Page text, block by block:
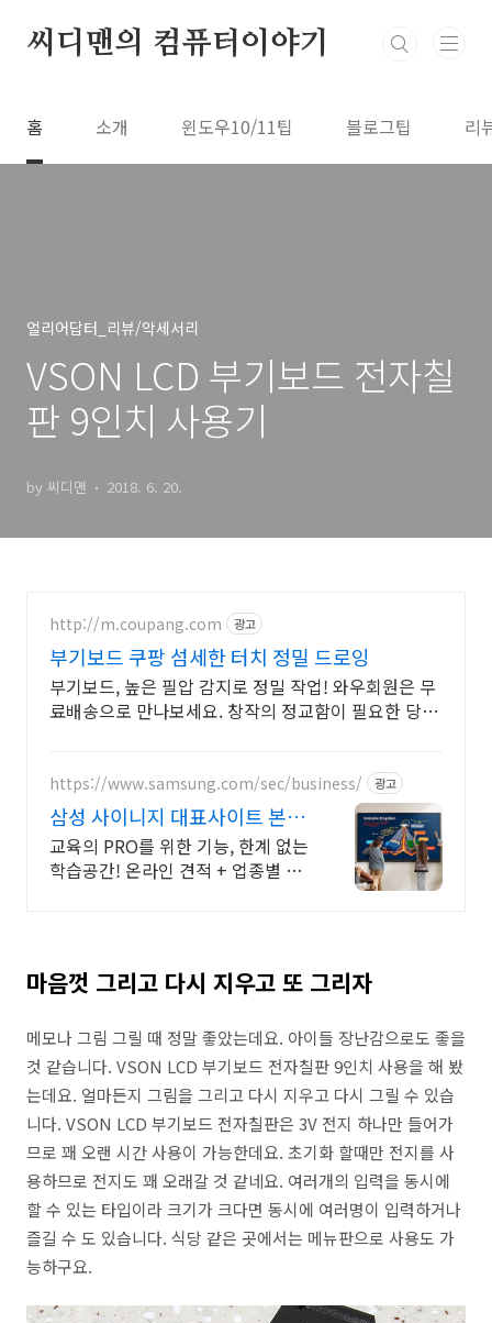
씨디맨의 컴퓨터이야기
홈 소개 윈도우10/11팁 블로그팁 리
얼리어답터_리뷰/악세서리
VSON LCD 부기보드 전자칠
판 9인치 사용기
by 씨디맨 2018. 6. 20.
http://m.coupang.com 광고
부기보드 쿠팡 섬세한 터치 정밀 드로잉
부기보드, 높은 필압 감지로 정밀 작업! 와우회원은 무
료배송으로 만나보세요. 창작의 정교함이 필요한 당신,
https://www.samsung.com/sec/business/ 광고
삼성 사이니지 대표사이트 본사
공식 운영 견적문의
교육의 PRO를 위한 기능, 한계 없는
학습공간! 온라인 견적 + 업종별 추
마음껏 그리고 다시 지우고 또 그리자
메모나 그림 그릴 때 정말 좋았는데요. 아이들 장난감으로도 좋을
것 같습니다. VSON LCD 부기보드 전자칠판 9인치 사용을 해 봤
는데요. 얼마든지 그림을 그리고 다시 지우고 다시 그릴 수 있습
니다. VSON LCD 부기보드 전자칠판은 3V 전지 하나만 들어가
므로 꽤 오랜 시간 사용이 가능한데요. 초기화 할때만 전지를 사
용하므로 전지도 꽤 오래갈 것 같네요. 여러개의 입력을 동시에
할 수 있는 타입이라 크기가 크다면 동시에 여러명이 입력하거나
즐길 수 도 있습니다. 식당 같은 곳에서는 메뉴판으로 사용도 가
능하구요.